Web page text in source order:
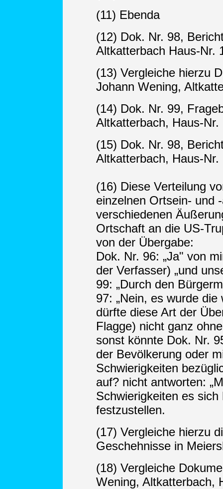
(11) Ebenda
(12) Dok. Nr. 98,
Altkatterbach Haus-Nr.
(13) Vergleiche hierzu
Johann Wening,
(14) Dok. Nr. 99,
Altkatterbach, Haus-Nr.
(15) Dok. Nr. 98,
Altkatterbach, Haus-
(16) Diese Verteilung
einzelnen Ortsein- und
verschiedenen
Ortschaft an die US-
von der Übergabe:
Dok. Nr. 96: „Ja" von
der Verfasser) „und
99: „Durch den
97: „Nein, es wurde
dürfte diese Art der
Flagge) nicht ganz
sonst könnte Dok. Nr.
der Bevölkerung oder
Schwierigkeiten
auf? nicht antworten:
Schwierigkeiten es
festzustellen.
(17) Vergleiche hierzu
Geschehnisse in
(18) Vergleiche
Wening, Altkatterbach,